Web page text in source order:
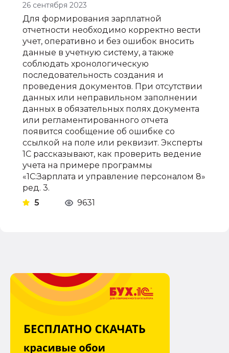
26 сентября 2023
Для формирования зарплатной
отчетности необходимо корректно вести
учет, оперативно и без ошибок вносить
данные в учетную систему, а также
соблюдать хронологическую
последовательность создания и
проведения документов. При отсутствии
данных или неправильном заполнении
данных в обязательных полях документа
или регламентированного отчета
появится сообщение об ошибке со
ссылкой на поле или реквизит. Эксперты
1С рассказывают, как проверить ведение
учета на примере программы
«1С:Зарплата и управление персоналом 8»
ред. 3.
5
9631